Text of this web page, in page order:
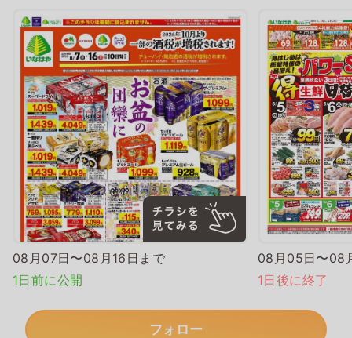
08月07日〜08月16日まで
1日前に公開
08月05日〜08
1日後に終了
フォロー